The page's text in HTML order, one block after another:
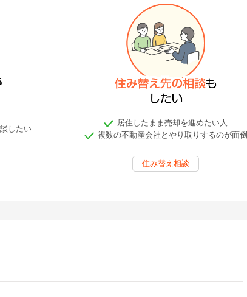
したい
居住したまま売却を進めたい人
複数の不動産会社とやり取りするのが面倒
住み替え相談